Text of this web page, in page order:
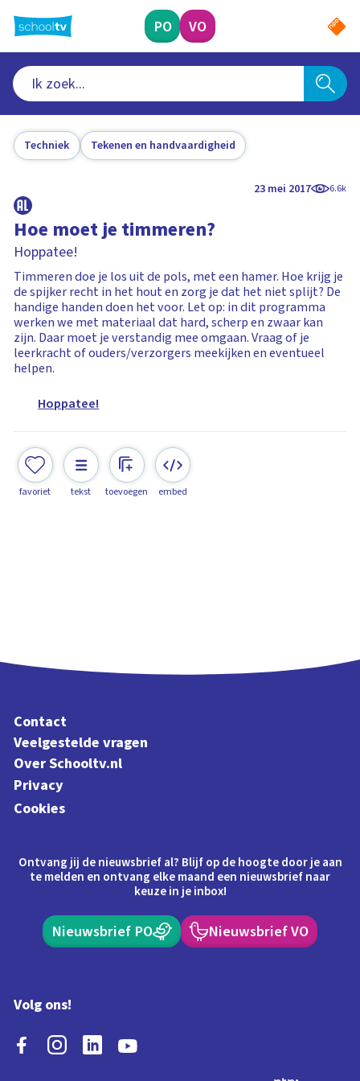
naar
hoofdinhoud
PO VO
Techniek Tekenen en handvaardigheid
23 mei 2017 6.6k
Hoe moet je timmeren?
Hoppatee!
Timmeren doe je los uit de pols, met een hamer. Hoe krijg je
de spijker recht in het hout en zorg je dat het niet splijt? De
handige handen doen het voor. Let op: in dit programma
werken we met materiaal dat hard, scherp en zwaar kan
zijn. Daar moet je verstandig mee omgaan. Vraag of je
leerkracht of ouders/verzorgers meekijken en eventueel
helpen.
Hoppatee!
favoriet tekst toevoegen embed
Contact
Veelgestelde vragen
Over Schooltv.nl
Privacy
Cookies
Ontvang jij de nieuwsbrief al? Blijf op de hoogte door je aan
te melden en ontvang elke maand een nieuwsbrief naar
keuze in je inbox!
Nieuwsbrief PO Nieuwsbrief VO
Volg ons!